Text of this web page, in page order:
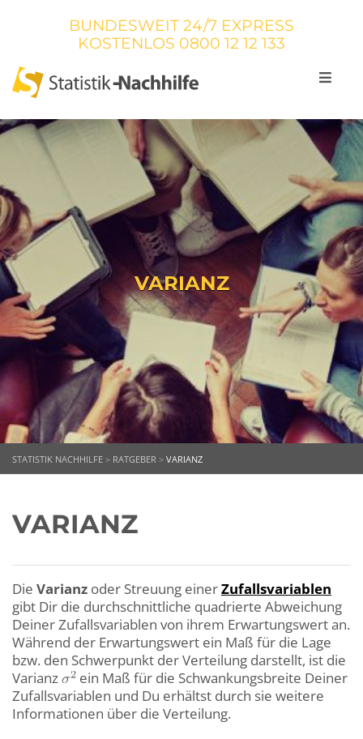
BUNDESWEIT 24/7 EXPRESS
KOSTENLOS 0800 12 12 133
VARIANZ
STATISTIK NACHHILFE > RATGEBER > VARIANZ
VARIANZ
Die Varianz oder Streuung einerZufallsvariablen
gibt Dir die durchschnittliche quadrierte Abweichung
Deiner Zufallsvariablen von ihrem Erwartungswert an.
Während der Erwartungswert ein Maß für die Lage
bzw. den Schwerpunkt der Verteilung darstellt, ist die
Varianz
ein Maß für die Schwankungsbreite Deiner
Zufallsvariablen und Du erhältst durch sie weitere
Informationen über die Verteilung.